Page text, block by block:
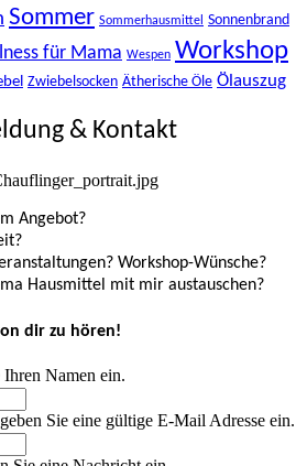
Sommer Sommerhausmittel Sonnenbrand
für Mama Wespen Workshop
Zwiebelsocken Ätherische Öle Ölauszug
& Kontakt
Angebot?
Workshop-Wünsche?
Hausmittel mit mir austauschen?
dir zu hören!
Namen ein.
Sie eine gültige E-Mail Adresse ein.